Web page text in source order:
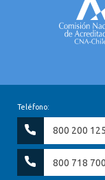
Teléfono:
800 200 125
800 718 700